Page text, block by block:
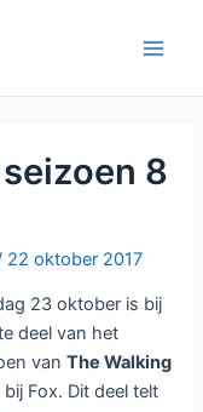
8
22 oktober 2017
23 oktober is bij
deel van het
vanThe Walking
Fox. Dit deel telt